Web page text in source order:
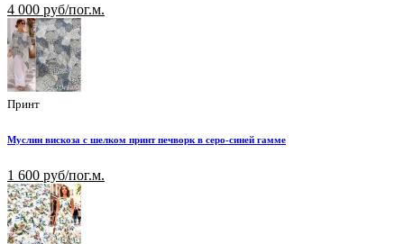
4 000 руб/пог.м.
Принт
Муслин вискоза с шелком принт печворк в серо-синей гамме
1 600 руб/пог.м.